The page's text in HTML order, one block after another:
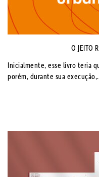
O JEITO
Inicialmente, esse livro teria
porém, durante sua